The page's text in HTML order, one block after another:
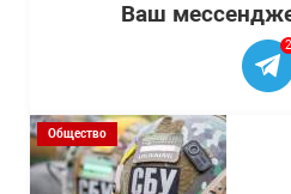
Ваш
2
Общество